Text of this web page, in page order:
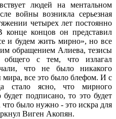
людей на ментальном
войны возникла серьезная
четырех лет постоянно
концов он представил
и будем жить мирно», но все
обращением Алиева, тезисы
с тем, что излагал
что не было никакого
мира, все это было блефом. И с
стало ясно, что мирного
подписано, то это будет
было нужно - это искра для
Виген Акопян.